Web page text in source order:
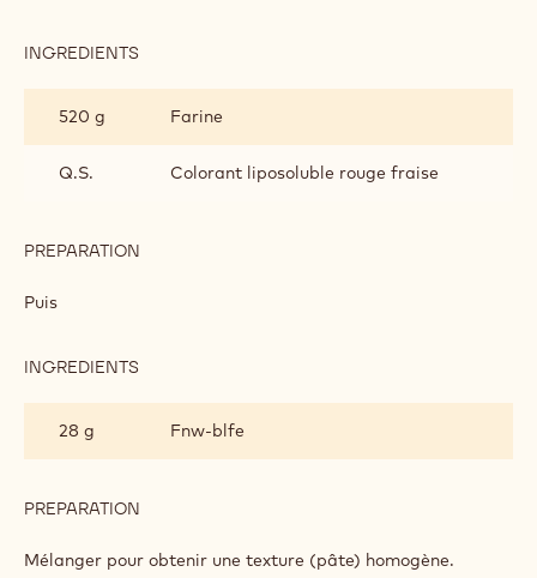
INGREDIENTS
520 g
Farine
Q.S. Colorant liposoluble rouge fraise
PREPARATION
Puis
INGREDIENTS
28 g
Fnw-blfe
PREPARATION
SABLÉE
Mélanger pour obtenir une texture (pâte) homogène.